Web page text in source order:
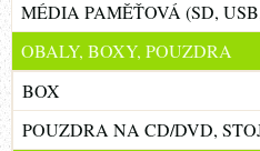
MÉDIA PAMĚŤOVÁ (SD,
OBALY, BOXY, POUZDRA
BOX
POUZDRA NA CD/DVD,